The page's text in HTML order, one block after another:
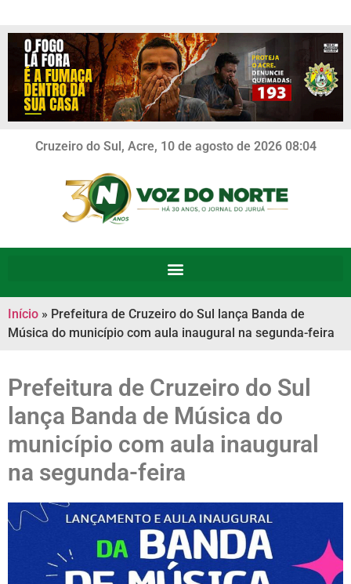
Cruzeiro do Sul, Acre, 10 de agosto de 2026 08:04
Início » Prefeitura de Cruzeiro do Sul lança Banda de
Música do município com aula inaugural na segunda-feira
Prefeitura de Cruzeiro do Sul
lança Banda de Música do
município com aula inaugural
na segunda-feira